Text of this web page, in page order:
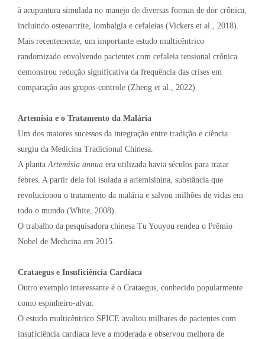
à acupuntura simulada no manejo de diversas formas de dor crônica,
incluindo osteoartrite, lombalgia e cefaleias (Vickers et al., 2018).
Mais recentemente, um importante estudo multicêntrico
randomizado envolvendo pacientes com cefaleia tensional crônica
demonstrou redução significativa da frequência das crises em
comparação aos grupos-controle (Zheng et al., 2022).
Artemísia e o Tratamento da Malária
Um dos maiores sucessos da integração entre tradição e ciência
surgiu da Medicina Tradicional Chinesa.
A planta Artemisia annua era utilizada havia séculos para tratar
febres. A partir dela foi isolada a artemisinina, substância que
revolucionou o tratamento da malária e salvou milhões de vidas em
todo o mundo (White, 2008).
O trabalho da pesquisadora chinesa Tu Youyou rendeu o Prêmio
Nobel de Medicina em 2015.
Crataegus e Insuficiência Cardíaca
Outro exemplo interessante é o Crataegus, conhecido popularmente
como espinheiro-alvar.
O estudo multicêntrico SPICE avaliou milhares de pacientes com
insuficiência cardíaca leve a moderada e observou melhora de